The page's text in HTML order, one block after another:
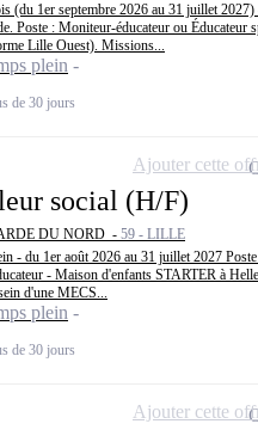
(du 1er septembre 2026 au 31 juillet 2027)
Poste : Moniteur-éducateur ou Éducateur
Lille Ouest). Missions...
plein
de 30 jours
social (H/F)
DU NORD - 59 - LILLE
- du 1er août 2026 au 31 juillet 2027
- Maison d'enfants STARTER à
d'une MECS...
plein
de 30 jours
Ajouter cette
Ajouter cette